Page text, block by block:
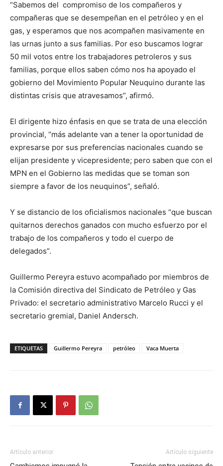
“Sabemos del compromiso de los compañeros y
compañeras que se desempeñan en el petróleo y en el
gas, y esperamos que nos acompañen masivamente en
las urnas junto a sus familias. Por eso buscamos lograr
50 mil votos entre los trabajadores petroleros y sus
familias, porque ellos saben cómo nos ha apoyado el
gobierno del Movimiento Popular Neuquino durante las
distintas crisis que atravesamos”, afirmó.
El dirigente hizo énfasis en que se trata de una elección
provincial, “más adelante van a tener la oportunidad de
expresarse por sus preferencias nacionales cuando se
elijan presidente y vicepresidente; pero saben que con el
MPN en el Gobierno las medidas que se toman son
siempre a favor de los neuquinos”, señaló.
Y se distancio de los oficialismos nacionales “que buscan
quitarnos derechos ganados con mucho esfuerzo por el
trabajo de los compañeros y todo el cuerpo de
delegados”.
Guillermo Pereyra estuvo acompañado por miembros de
la Comisión directiva del Sindicato de Petróleo y Gas
Privado: el secretario administrativo Marcelo Rucci y el
secretario gremial, Daniel Andersch.
ETIQUETAS Guillermo Pereyra petróleo Vaca Muerta
Artículo anterior Artículo siguiente